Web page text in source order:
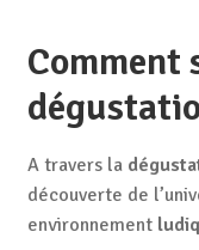
Comment
A travers la
découverte de
environnement